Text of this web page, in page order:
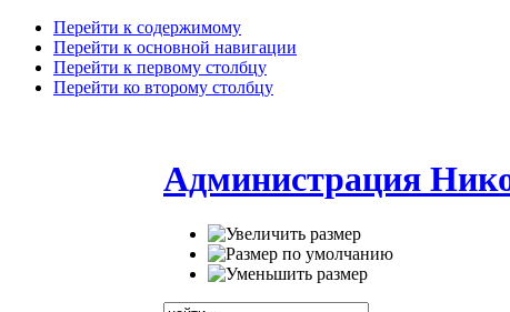
Перейти к содержимому
Перейти к основной навигации
Перейти к первому столбцу
Перейти ко второму столбцу
Администрация